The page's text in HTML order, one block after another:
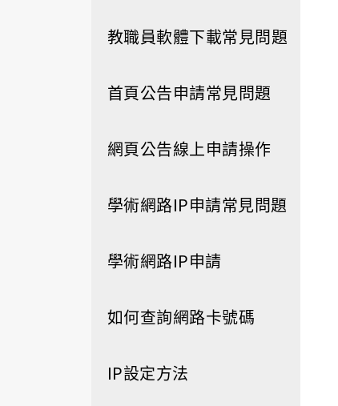
教職員軟體下載常見問題
首頁公告申請常見問題
網頁公告線上申請操作
學術網路IP申請常見問題
學術網路IP申請
如何查詢網路卡號碼
IP設定方法